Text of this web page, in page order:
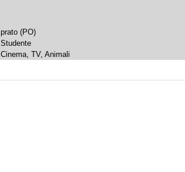
prato (PO)
Studente
Cinema, TV, Animali